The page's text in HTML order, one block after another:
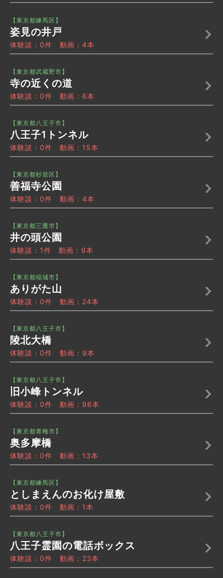
【東京都練馬区】
姿見の井戸
体験談：0件 動画：4本
【東京都武蔵野市】
寺の近くの道
体験談：0件 動画：6本
【東京都八王子市】
八王子1トンネル
体験談：0件 動画：15本
【東京都杉並区】
善福寺公園
体験談：0件 動画：4本
【東京都三鷹市】
井の頭公園
体験談：1件 動画：9本
【東京都稲城市】
ありがた山
体験談：0件 動画：24本
【東京都八王子市】
陵北大橋
体験談：0件 動画：9本
【東京都八王子市】
旧小峰トンネル
体験談：0件 動画：98本
【東京都青梅市】
奥多摩橋
体験談：0件 動画：13本
【東京都練馬区】
としまえんのお化け屋敷
体験談：0件 動画：1本
【東京都八王子市】
八王子霊園の電話ボックス
体験談：0件 動画：23本